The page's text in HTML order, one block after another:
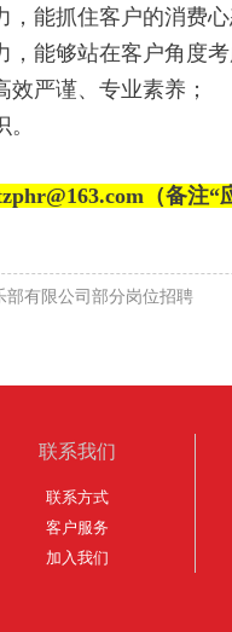
，能抓住客户的消费心
能够站在客户角度考
严谨、专业素养；
（备注“
部有限公司部分岗位招聘
联系我们
联系方式
客户服务
加入我们